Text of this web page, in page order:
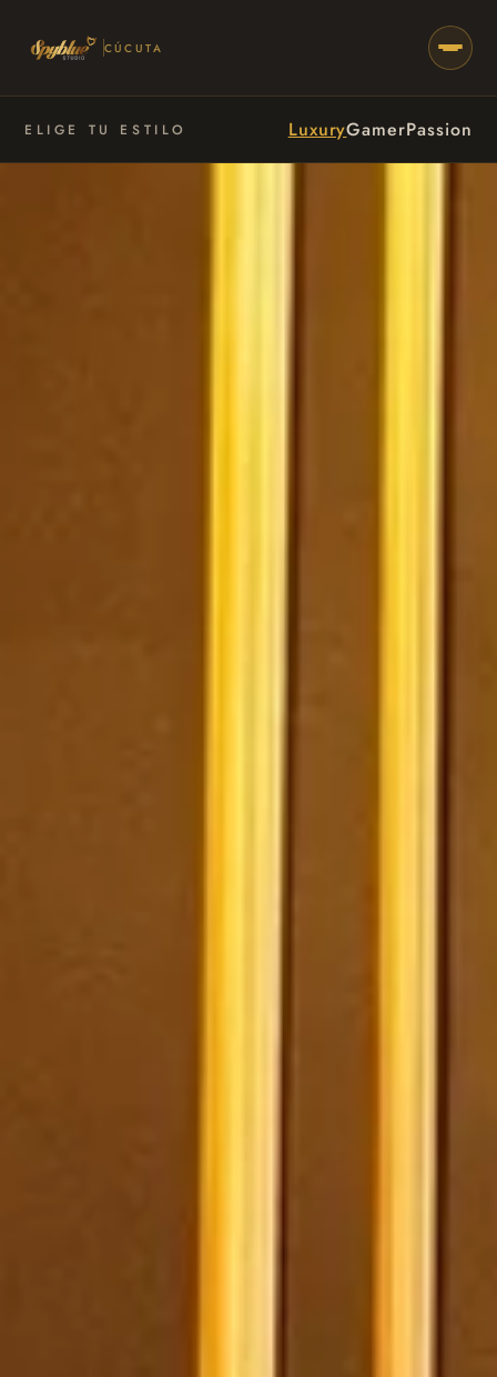
CÚCUTA
ELIGE TU ESTILO LuxuryGamerPassion